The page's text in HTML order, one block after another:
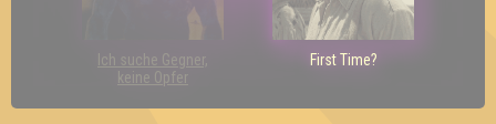
Ich suche Gegner,
keine Opfer
First Time?